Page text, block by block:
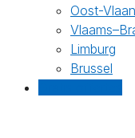
Oost-
Limburg
Brussel